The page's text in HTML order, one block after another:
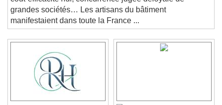
coût-efficacité nul, concurrence jugée déloyale de
grandes sociétés… Les artisans du bâtiment
manifestaient dans toute la France ...